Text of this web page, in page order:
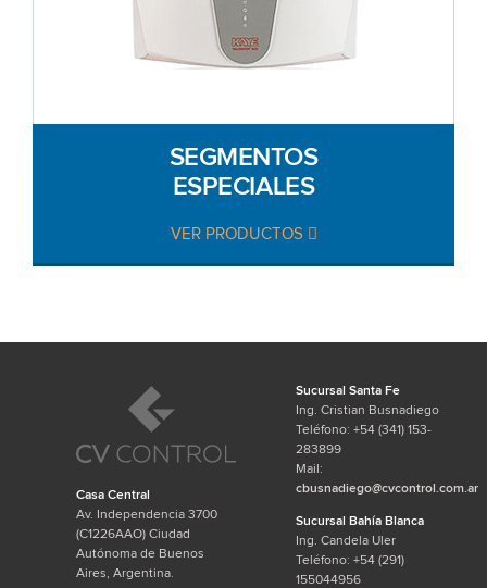
SEGMENTOS
ESPECIALES
VER PRODUCTOS
Casa Central
Av. Independencia 3700
(C1226AAO) Ciudad
Autónoma de Buenos
Aires, Argentina.
Sucursal Santa Fe
Ing. Cristian Busnadiego
Teléfono: +54 (341) 153-
283899
Mail:
cbusnadiego@cvcontrol.com.ar
Sucursal Bahía Blanca
Ing. Candela Uler
Teléfono: +54 (291)
155044956